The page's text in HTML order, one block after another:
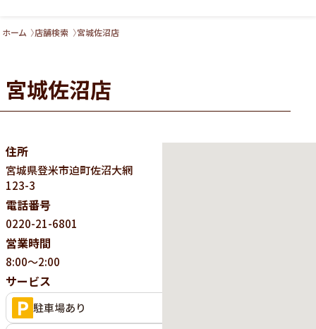
ホーム 店舗検索 宮城佐沼店
宮城佐沼店
住所
宮城県登米市迫町佐沼大網
123-3
電話番号
0220-21-6801
営業時間
8:00～2:00
サービス
駐車場あり